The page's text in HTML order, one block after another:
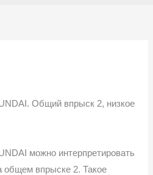
Общий впрыск 2, низкое
можно интерпретировать
общем впрыске 2. Такое